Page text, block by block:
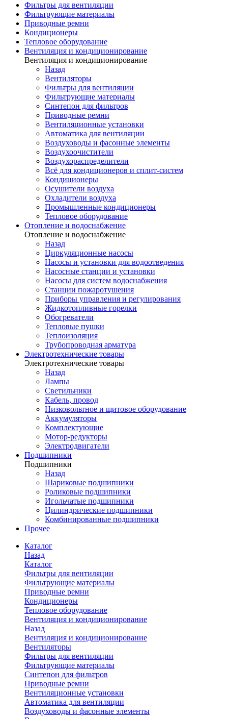
Фильтры для вентиляции
Фильтрующие материалы
Приводные ремни
Кондиционеры
Тепловое оборудование
Вентиляция и кондиционирование
Вентиляция и кондиционирование
Назад
Вентиляторы
Фильтры для вентиляции
Фильтрующие материалы
Синтепон для фильтров
Приводные ремни
Вентиляционные установки
Автоматика для вентиляции
Воздуховоды и фасонные элементы
Воздухоочистители
Воздухораспределители
Всё для кондиционеров и сплит-систем
Кондиционеры
Осушители воздуха
Охладители воздуха
Промышленные кондиционеры
Тепловое оборудование
Отопление и водоснабжение
Отопление и водоснабжение
Назад
Циркуляционные насосы
Насосы и установки для водоотведения
Насосные станции и установки
Насосы для систем водоснабжения
Станции пожаротушения
Приборы управления и регулирования
Жидкотопливные горелки
Обогреватели
Тепловые пушки
Теплоизоляция
Трубопроводная арматура
Электротехнические товары
Электротехнические товары
Назад
Лампы
Светильники
Кабель, провод
Низковольтное и щитовое оборудование
Аккумуляторы
Комплектующие
Мотор-редукторы
Электродвигатели
Подшипники
Подшипники
Назад
Шариковые подшипники
Роликовые подшипники
Игольчатые подшипники
Цилиндрические подшипники
Комбинированные подшипники
Прочее
Каталог
Назад
Каталог
Фильтры для вентиляции
Фильтрующие материалы
Приводные ремни
Кондиционеры
Тепловое оборудование
Вентиляция и кондиционирование
Назад
Вентиляция и кондиционирование
Вентиляторы
Фильтры для вентиляции
Фильтрующие материалы
Синтепон для фильтров
Приводные ремни
Вентиляционные установки
Автоматика для вентиляции
Воздуховоды и фасонные элементы